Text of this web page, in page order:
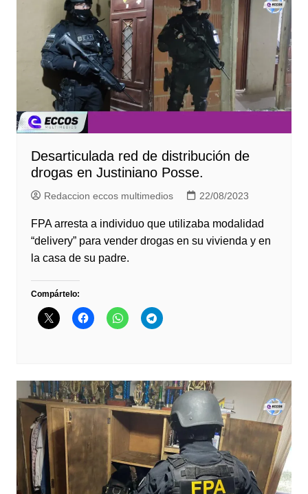
Desarticulada red de distribución de
drogas en Justiniano Posse.
Redaccion eccos multimedios 22/08/2023
FPA arresta a individuo que utilizaba modalidad
“delivery” para vender drogas en su vivienda y en
la casa de su padre.
Compártelo: